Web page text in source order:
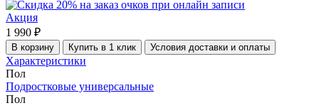
Акция
1 990 ₽
В корзину Купить в 1 клик Условия доставки и оплаты
Характеристики
Пол
Подростковые универсальные
Пол